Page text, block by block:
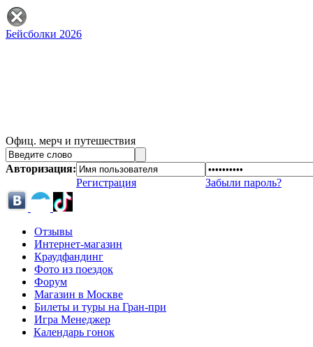
Бейсболки 2026
Офиц. мерч и путешествия
Авторизация:
Регистрация
Забыли пароль?
Отзывы
Интернет-магазин
Краудфандинг
Фото из поездок
Форум
Магазин в Москве
Билеты и туры на Гран-при
Игра Менеджер
Календарь гонок